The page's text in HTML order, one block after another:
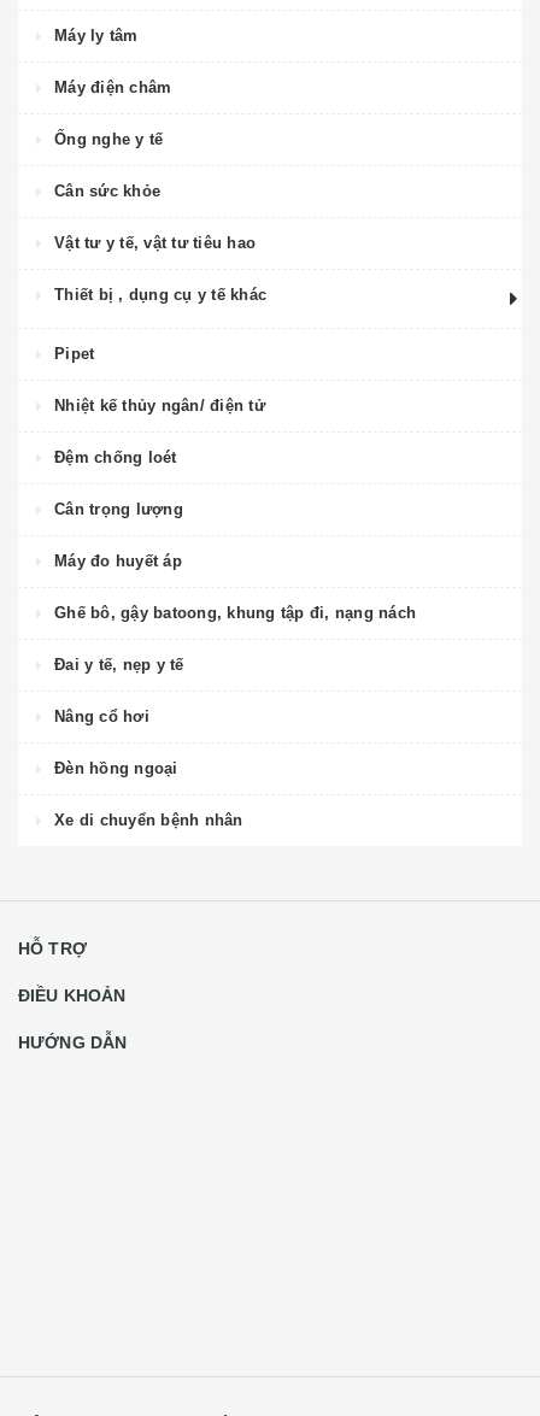
Máy ly tâm
Máy điện châm
Ống nghe y tế
Cân sức khỏe
Vật tư y tế, vật tư tiêu hao
Thiết bị , dụng cụ y tế khác
Pipet
Nhiệt kế thủy ngân/ điện tử
Đệm chống loét
Cân trọng lượng
Máy đo huyết áp
Ghế bô, gậy batoong, khung tập đi, nạng nách
Đai y tế, nẹp y tế
Nâng cổ hơi
Đèn hồng ngoại
Xe di chuyển bệnh nhân
HỖ TRỢ
ĐIỀU KHOẢN
HƯỚNG DẪN